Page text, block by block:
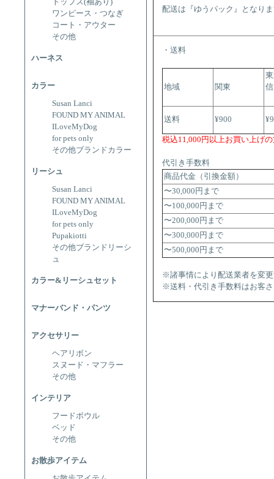
ワンピース・つなぎ
コート・アウター
その他
ハーネス
カラー
Susan Lanci
FOUND MY ANIMAL
ILoveMyDog
for pets only
その他ブランドカラー
リーシュ
Susan Lanci
FOUND MY ANIMAL
ILoveMyDog
for pets only
Pupakiotti
その他ブランドリーシ
ュ
カラー&リーシュセット
マナーバンド・パンツ
アクセサリー
ヘアリボン
スヌード・マフラー
その他
インテリア
フードボウル
ベッド
その他
お散歩アイテム
配送は『ゆうパック』となり
・送料
地域 関東
送料 ¥900
税込11,000円以上お買い上げ
代引き手数料
商品代金（引換金額）
〜30,000円まで
〜100,000円まで
〜200,000円まで
〜300,000円まで
〜500,000円まで
※諸事情により配送業者を変
※送料・代引き手数料はお客